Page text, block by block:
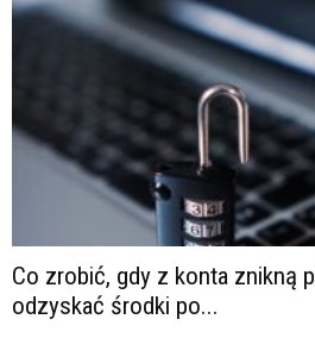
Co zrobić, gdy z konta znikną
odzyskać środki po...